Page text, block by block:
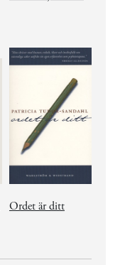
Ordet är ditt